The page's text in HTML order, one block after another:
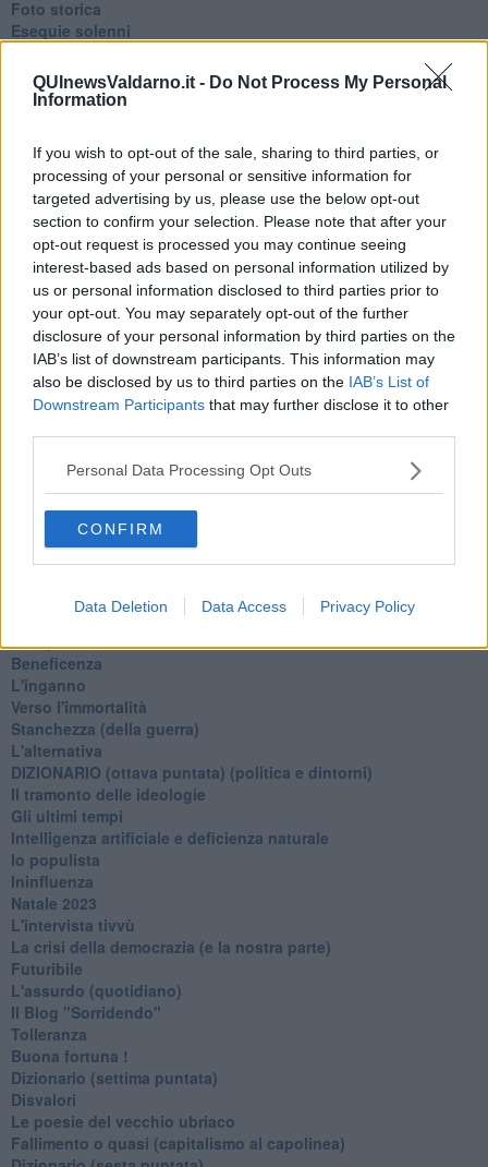
QUInewsValdarno.it - Do Not Process My Personal
Information
If you wish to opt-out of the sale, sharing to third parties, or
processing of your personal or sensitive information for
targeted advertising by us, please use the below opt-out
section to confirm your selection. Please note that after your
opt-out request is processed you may continue seeing
interest-based ads based on personal information utilized by
us or personal information disclosed to third parties prior to
your opt-out. You may separately opt-out of the further
disclosure of your personal information by third parties on the
IAB’s list of downstream participants. This information may
also be disclosed by us to third parties on the IAB’s List of
Downstream Participants that may further disclose it to other
Personal Data Processing Opt Outs
CONFIRM
Data Deletion Data Access Privacy Policy
Foto storica
Esequie solenni
Teste calde
Non avere e non essere
Schizzi di fango
Sor-riso amaro
Fine anno al ristorante
La festa di Capodanno
Natale 2024
Re e regnanti
A noi interessa il dito non la luna
Come rubare allo stato e vivere felici
Una performance
Il compagno
​Io (allo specchio)
Tramonto
La virtù del non fare
Il giorno dei saldi
L'ultimo post
Leggendo l'Eneide
​(In)sicurezza stradale
Il decalogo del politico
Solitudine
Mercanti nel tempio
Beneficenza
L'inganno
Verso l'immortalità
Stanchezza (della guerra)
L'alternativa
​DIZIONARIO (ottava puntata) (politica e dintorni)
Il tramonto delle ideologie
Gli ultimi tempi
Intelligenza artificiale e deficienza naturale
Io populista
Ininfluenza
Natale 2023
L'intervista tivvù
La crisi della democrazia (e la nostra parte)
Futuribile
L'assurdo (quotidiano)
Il Blog "Sorridendo"
Tolleranza
Buona fortuna !
​Dizionario (settima puntata)
Disvalori
Le poesie del vecchio ubriaco
Fallimento o quasi (capitalismo al capolinea)